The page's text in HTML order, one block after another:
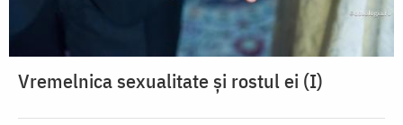
Vremelnica sexualitate și rostul ei (I)